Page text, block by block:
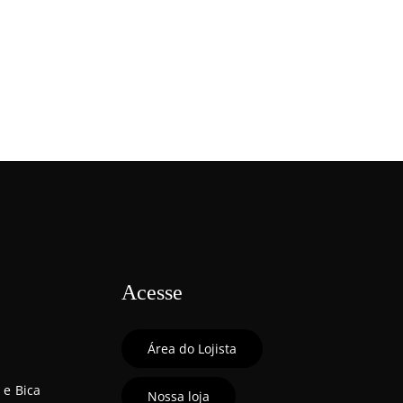
Bica
Acesse
Área do Lojista
Nossa loja